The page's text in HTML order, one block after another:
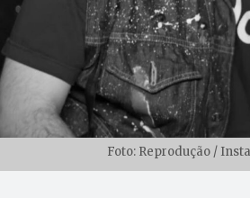
Foto: Reprodução /